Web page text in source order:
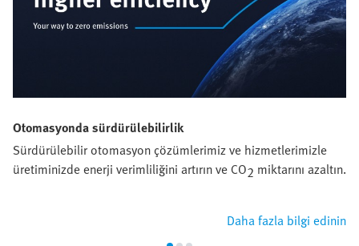
Otomasyonda sürdürülebilirlik
Sürdürülebilir otomasyon çözümlerimiz ve hizmetlerimizle
üretiminizde enerji verimliliğini artırın ve CO2 miktarını azaltın.
Daha fazla bilgi edinin